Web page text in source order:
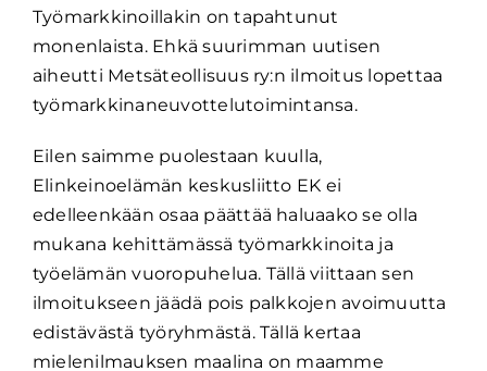
Työmarkkinoillakin on tapahtunut
monenlaista. Ehkä suurimman uutisen
aiheutti Metsäteollisuus ry:n ilmoitus lopettaa
työmarkkinaneuvottelutoimintansa.
Eilen saimme puolestaan kuulla,
Elinkeinoelämän keskusliitto EK ei
edelleenkään osaa päättää haluaako se olla
mukana kehittämässä työmarkkinoita ja
työelämän vuoropuhelua. Tällä viittaan sen
ilmoitukseen jäädä pois palkkojen avoimuutta
edistävästä työryhmästä. Tällä kertaa
mielenilmauksen maalina on maamme